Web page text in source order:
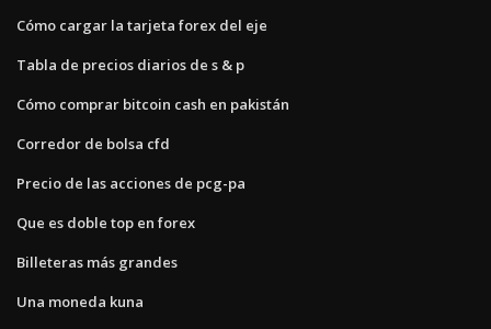
Cómo cargar la tarjeta forex del eje
Tabla de precios diarios de s & p
Cómo comprar bitcoin cash en pakistán
Corredor de bolsa cfd
Precio de las acciones de pcg-pa
Que es doble top en forex
Billeteras más grandes
Una moneda kuna